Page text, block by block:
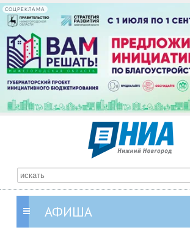
СОЦРЕКЛАМА
АФИША